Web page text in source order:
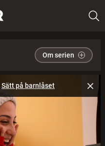
Om serien
Sätt på barnlåset